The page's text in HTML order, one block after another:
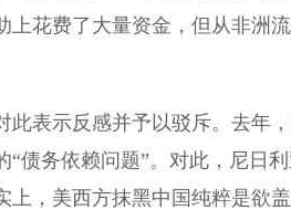
上花费了大量资金，但从非洲
表示反感并予以驳斥。去年
债务依赖问题”。对此，尼日
上，美西方抹黑中国纯粹是欲